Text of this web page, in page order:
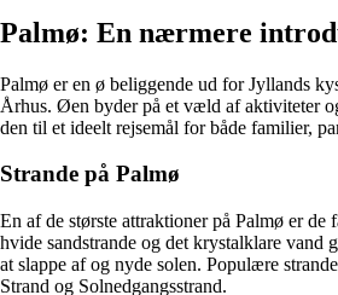
Palmø: En nærmere
Palmø er en ø beliggende ud for Jyllands
Århus. Øen byder på et væld af aktiviteter
den til et ideelt rejsemål for både familier,
Strande på Palmø
En af de største attraktioner på Palmø er de
hvide sandstrande og det krystalklare vand
at slappe af og nyde solen. Populære
Strand og Solnedgangsstrand.